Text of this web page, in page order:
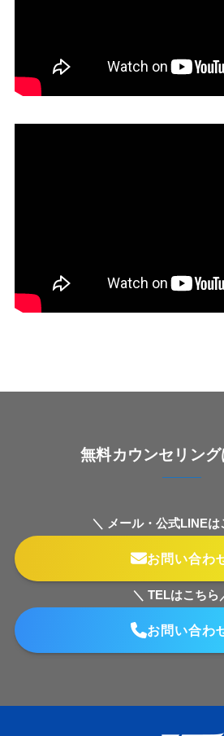
無料カウンセリン
＼ メール・公式LINEは
お問い合わ
＼ TELはこちら
お問い合わ